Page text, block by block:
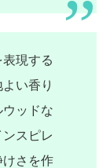
現する
い香り
ッドな
スピレ
けさを作